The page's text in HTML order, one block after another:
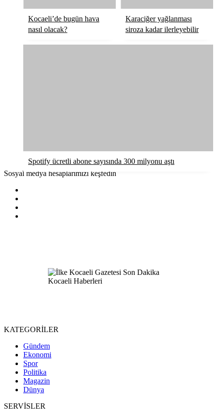
Kocaeli’de bugün hava
nasıl olacak?
Karaciğer yağlanması
siroza kadar ilerleyebilir
Spotify ücretli abone sayısında 300 milyonu aştı
Sosyal medya hesaplarımızı keşfedin
KATEGORİLER
Gündem
Ekonomi
Spor
Politika
Magazin
Dünya
SERVİSLER